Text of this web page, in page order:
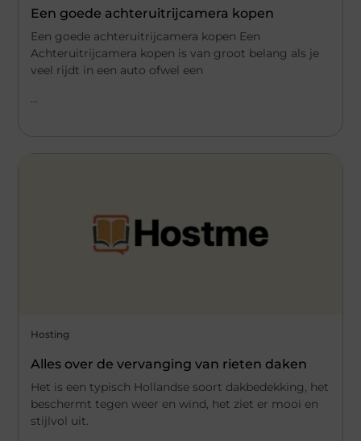
Een goede achteruitrijcamera kopen
Een goede achteruitrijcamera kopen Een
Achteruitrijcamera kopen is van groot belang als je
veel rijdt in een auto ofwel een
...
Hosting
Alles over de vervanging van rieten daken
Het is een typisch Hollandse soort dakbedekking, het
beschermt tegen weer en wind, het ziet er mooi en
stijlvol uit.